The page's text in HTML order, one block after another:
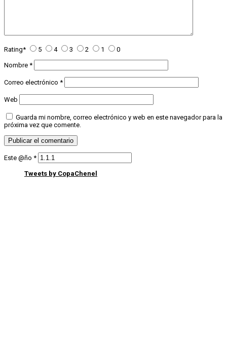
Rating* 5 4 3 2 1 0
Nombre *
Correo electrónico *
Web
Guarda mi nombre, correo electrónico y web en este navegador para la
próxima vez que comente.
Este @ño *
Tweets by CopaChenel